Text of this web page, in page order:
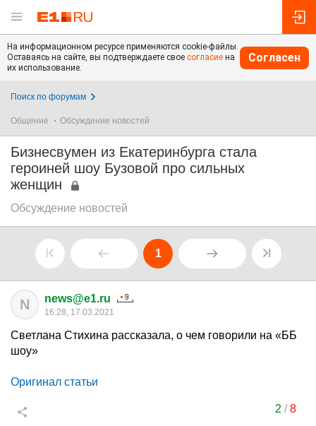
На информационном ресурсе применяются cookie-файлы.
Оставаясь на сайте, вы подтверждаете свое согласие на
их использование.
Согласен
Поиск по форумам
Общение Обсуждение новостей
Бизнесвумен из Екатеринбурга стала
героиней шоу Бузовой про сильных
женщин
Обсуждение новостей
1
N news@e1.ru
16:28, 17.03.2021
Светлана Стихина рассказала, о чем говорили на «ББ
шоу»
Оригинал статьи
2 /8